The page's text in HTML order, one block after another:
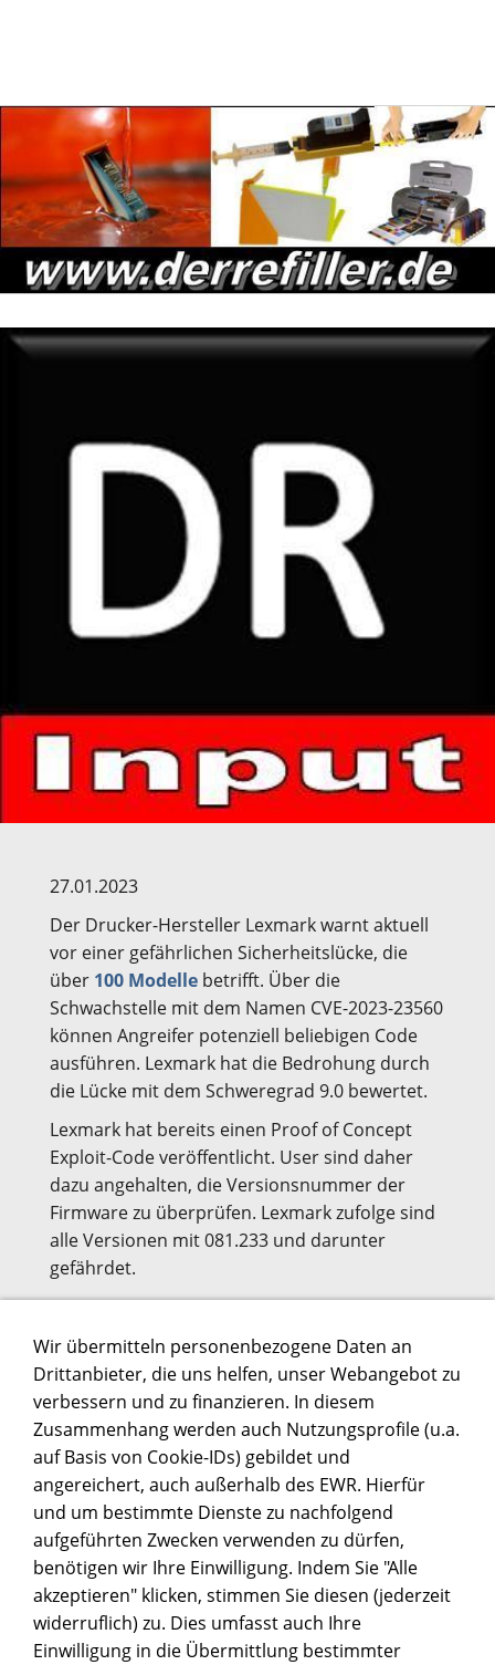
27.01.2023
Der Drucker-Hersteller Lexmark warnt aktuell
vor einer gefährlichen Sicherheitslücke, die
über 100 Modelle betrifft. Über die
Schwachstelle mit dem Namen CVE-2023-23560
können Angreifer potenziell beliebigen Code
ausführen. Lexmark hat die Bedrohung durch
die Lücke mit dem Schweregrad 9.0 bewertet.
Lexmark hat bereits einen Proof of Concept
Exploit-Code veröffentlicht. User sind daher
dazu angehalten, die Versionsnummer der
Firmware zu überprüfen. Lexmark zufolge sind
alle Versionen mit 081.233 und darunter
gefährdet.
WERBUNG
Wir übermitteln personenbezogene Daten an
Drittanbieter, die uns helfen, unser Webangebot zu
verbessern und zu finanzieren. In diesem
Zusammenhang werden auch Nutzungsprofile (u.a.
auf Basis von Cookie-IDs) gebildet und
angereichert, auch außerhalb des EWR. Hierfür
und um bestimmte Dienste zu nachfolgend
aufgeführten Zwecken verwenden zu dürfen,
benötigen wir Ihre Einwilligung. Indem Sie "Alle
akzeptieren" klicken, stimmen Sie diesen (jederzeit
widerruflich) zu. Dies umfasst auch Ihre
Einwilligung in die Übermittlung bestimmter